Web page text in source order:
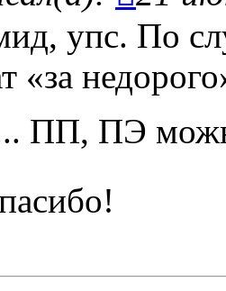
упс. По
«за
ПП, ПЭ